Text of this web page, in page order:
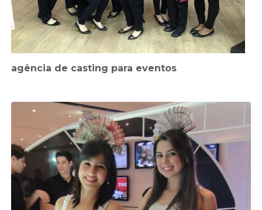
agência de casting para eventos